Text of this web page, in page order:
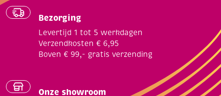
Bezorging
Levertijd 1 tot 5 werkdagen
Verzendkosten € 6,95
Boven € 99,- gratis verzending
Onze showroom